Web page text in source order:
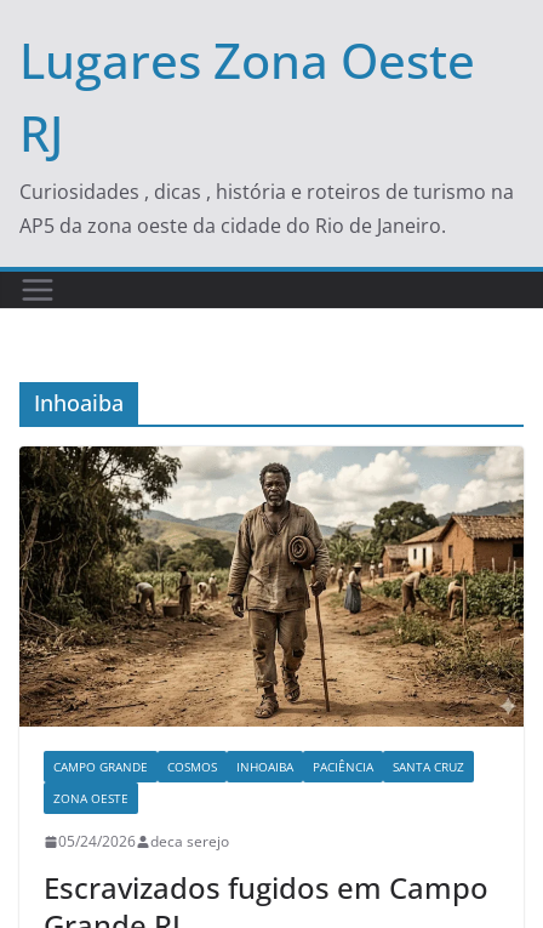
content
Lugares Zona Oeste
RJ
Curiosidades , dicas , história e roteiros de turismo na
AP5 da zona oeste da cidade do Rio de Janeiro.
Inhoaiba
CAMPO GRANDE COSMOS INHOAIBA PACIÊNCIA
SANTA CRUZ
ZONA OESTE
05/24/2026 deca serejo
Escravizados fugidos em Campo